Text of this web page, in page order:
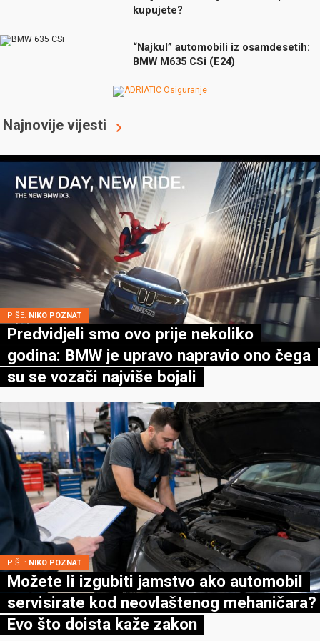
kupujete?
“Najkul” automobili iz osamdesetih:
BMW M635 CSi (E24)
Najnovije vijesti
PIŠE: NIKO POZNAT
Predvidjeli smo ovo prije nekoliko
godina: BMW je upravo napravio ono čega
su se vozači najviše bojali
PIŠE: NIKO POZNAT
Možete li izgubiti jamstvo ako automobil
servisirate kod neovlaštenog mehaničara?
Evo što doista kaže zakon